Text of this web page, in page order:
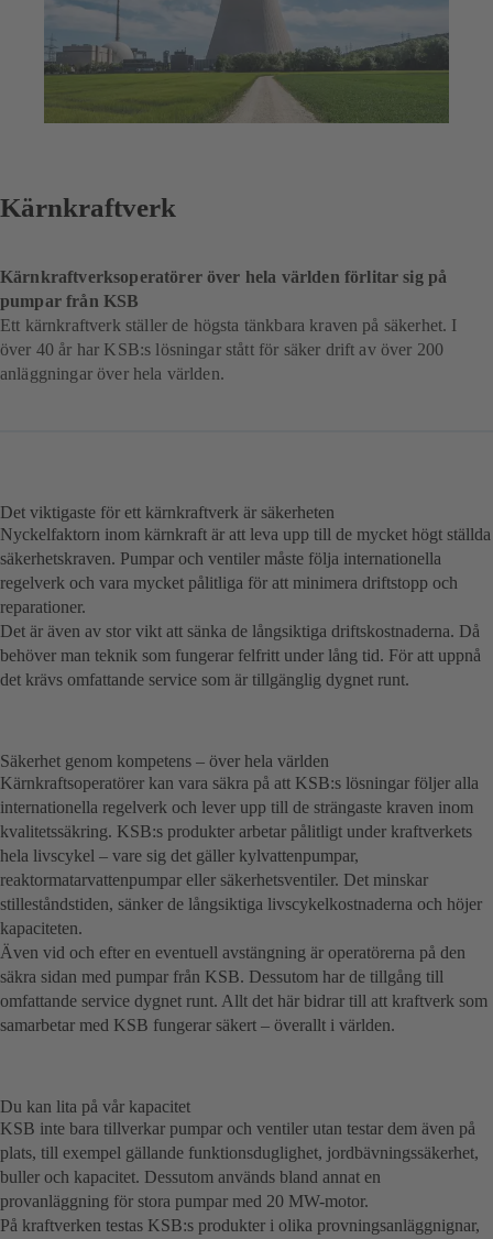
Kärnkraftverk
Kärnkraftverksoperatörer över hela världen förlitar sig på
pumpar från KSB
Ett kärnkraftverk ställer de högsta tänkbara kraven på säkerhet. I
över 40 år har KSB:s lösningar stått för säker drift av över 200
anläggningar över hela världen.
Det viktigaste för ett kärnkraftverk är säkerheten
Nyckelfaktorn inom kärnkraft är att leva upp till de mycket högt ställda
säkerhetskraven. Pumpar och ventiler måste följa internationella
regelverk och vara mycket pålitliga för att minimera driftstopp och
reparationer.
Det är även av stor vikt att sänka de långsiktiga driftskostnaderna. Då
behöver man teknik som fungerar felfritt under lång tid. För att uppnå
det krävs omfattande service som är tillgänglig dygnet runt.
Säkerhet genom kompetens – över hela världen
Kärnkraftsoperatörer kan vara säkra på att KSB:s lösningar följer alla
internationella regelverk och lever upp till de strängaste kraven inom
kvalitetssäkring. KSB:s produkter arbetar pålitligt under kraftverkets
hela livscykel – vare sig det gäller kylvattenpumpar,
reaktormatarvattenpumpar eller säkerhetsventiler. Det minskar
stilleståndstiden, sänker de långsiktiga livscykelkostnaderna och höjer
kapaciteten.
Även vid och efter en eventuell avstängning är operatörerna på den
säkra sidan med pumpar från KSB. Dessutom har de tillgång till
omfattande service dygnet runt. Allt det här bidrar till att kraftverk som
samarbetar med KSB fungerar säkert – överallt i världen.
Du kan lita på vår kapacitet
KSB inte bara tillverkar pumpar och ventiler utan testar dem även på
plats, till exempel gällande funktionsduglighet, jordbävningssäkerhet,
buller och kapacitet. Dessutom används bland annat en
provanläggning för stora pumpar med 20 MW-motor.
På kraftverken testas KSB:s produkter i olika provningsanläggnignar,